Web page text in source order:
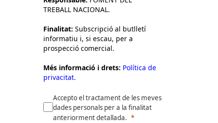
TREBALL NACIONAL.
Finalitat: Subscripció al butlletí
informatiu i, si escau, per a
prospecció comercial.
Més informació i drets: Política de
privacitat.
Accepto el tractament de les meves
dades personals per a la finalitat
anteriorment detallada.